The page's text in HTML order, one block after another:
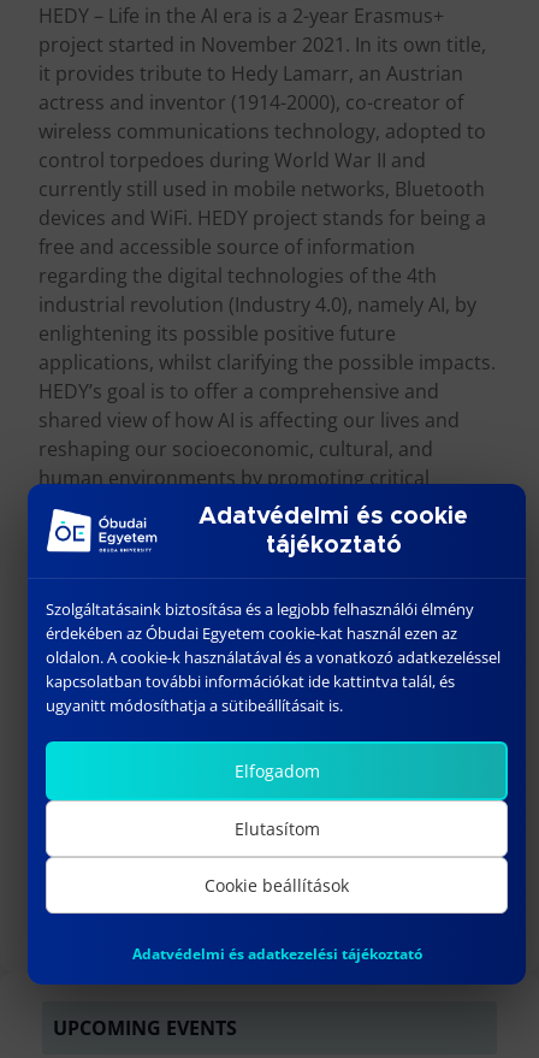
HEDY – Life in the AI era is a 2-year Erasmus+
project started in November 2021. In its own title,
it provides tribute to Hedy Lamarr, an Austrian
actress and inventor (1914-2000), co-creator of
wireless communications technology, adopted to
control torpedoes during World War II and
currently still used in mobile networks, Bluetooth
devices and WiFi. HEDY project stands for being a
free and accessible source of information
regarding the digital technologies of the 4th
industrial revolution (Industry 4.0), namely AI, by
enlightening its possible positive future
applications, whilst clarifying the possible impacts.
HEDY’s goal is to offer a comprehensive and
shared view of how AI is affecting our lives and
reshaping our socioeconomic, cultural, and
human environments by promoting critical
reflection, self-based learning and debate on these
issues. The main target (but not exclusive) of this
project is higher education audience.
https://lifeintheaiera.eu/
UPCOMING EVENTS
Adatvédelmi és cookie
tájékoztató
Szolgáltatásaink biztosítása és a legjobb felhasználói élmény
érdekében az Óbudai Egyetem cookie-kat használ ezen az
oldalon. A cookie-k használatával és a vonatkozó adatkezeléssel
kapcsolatban további információkat ide kattintva talál, és
ugyanitt módosíthatja a sütibeállításait is.
Elfogadom
Elutasítom
Cookie beállítások
Adatvédelmi és adatkezelési tájékoztató